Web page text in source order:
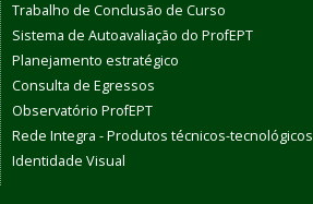
Trabalho de Conclusão de Curso
Sistema de Autoavaliação do ProfEPT
Planejamento estratégico
Consulta de Egressos
Observatório ProfEPT
Rede Integra - Produtos técnicos-tecnológicos
Identidade Visual